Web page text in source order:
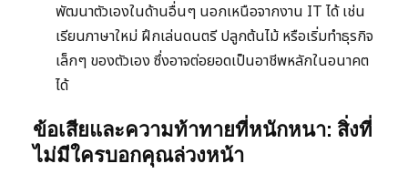
พัฒนาตัวเองในด้านอื่นๆ นอกเหนือจากงาน IT ได้ เช่น
เรียนภาษาใหม่ ฝึกเล่นดนตรี ปลูกต้นไม้ หรือเริ่มทำธุรกิจ
เล็กๆ ของตัวเอง ซึ่งอาจต่อยอดเป็นอาชีพหลักในอนาคต
ได้
ข้อเสียและความท้าทายที่หนักหนา: สิ่งที่
ไม่มีใครบอกคุณล่วงหน้า